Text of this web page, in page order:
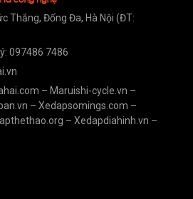
Thắng, Đống Đa, Hà Nội (ĐT:
097486 7486
– Maruishi-cycle.vn –
– Xedapsomings.com –
– Xedapdiahinh.vn –